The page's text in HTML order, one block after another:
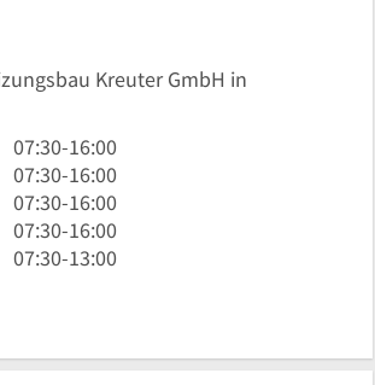
Kreuter GmbH in
7
Uhr
30
bis
16
07:30-16:00
7
Uhr
30
bis
07:30-16:00
7
Uhr
30
07:30-16:00
7
Uhr
Uhr
07:30-16:00
7
13
07:30-13:00